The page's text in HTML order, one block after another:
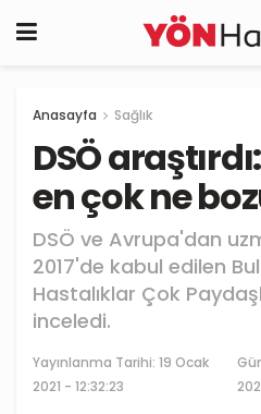
Anasayfa Sağlık
DSÖ
en çok ne
DSÖ ve Avrupa'dan
2017'de kabul edilen
Hastalıklar Çok
inceledi.
Yayınlanma Tarihi: 19 Ocak
2021 - 12:32:23